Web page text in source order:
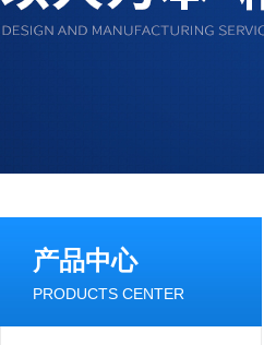
产品中心
PRODUCTS CENTER